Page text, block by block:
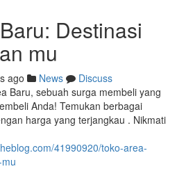
Destinasi
mu
ago News
Discuss
Baru, sebuah surga membeli yang
Anda! Temukan berbagai
harga yang terjangkau . Nikmati
41990920/toko-area-